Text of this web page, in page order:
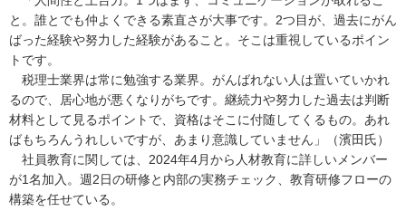
と。誰とでも仲よくできる素直さが大事です。2つ目が、過去にがん
ばった経験や努力した経験があること。そこは重視しているポイン
トです。
税理士業界は常に勉強する業界。がんばれない人は置いていかれ
るので、居心地が悪くなりがちです。継続力や努力した過去は判断
材料として見るポイントで、資格はそこに付随してくるもの。あれ
ばもちろんうれしいですが、あまり意識していません」（濱田氏）
社員教育に関しては、2024年4月から人材教育に詳しいメンバー
が1名加入。週2日の研修と内部の実務チェック、教育研修フローの
構築を任せている。